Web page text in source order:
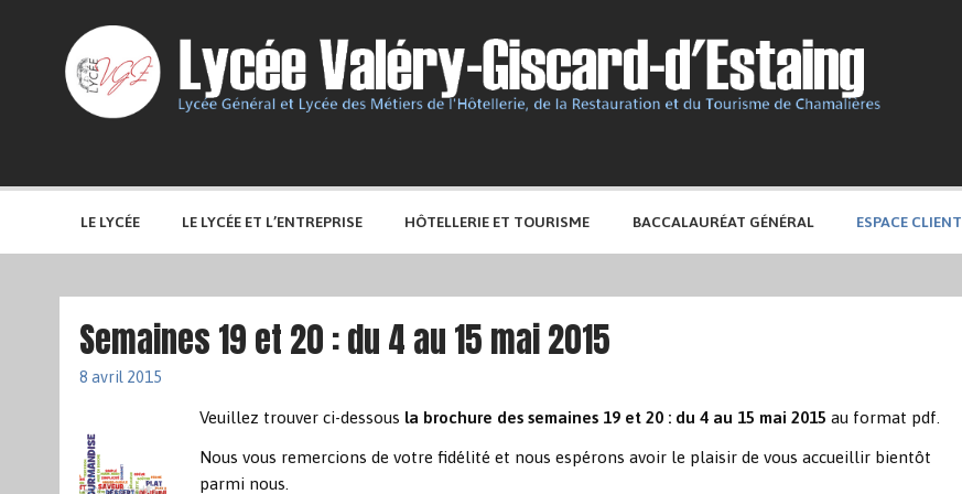
LE LYCÉE LE LYCÉE ET L’ENTREPRISE HÔTELLERIE ET TOURISME BACCALAURÉAT GÉNÉRAL ESPACE CLIENT
Semaines 19 et 20 : du 4 au 15 mai 2015
8 avril 2015
Veuillez trouver ci-dessous la brochure des semaines 19 et 20 : du 4 au 15 mai 2015 au format pdf.
Nous vous remercions de votre fidélité et nous espérons avoir le plaisir de vous accueillir bientôt
parmi nous.